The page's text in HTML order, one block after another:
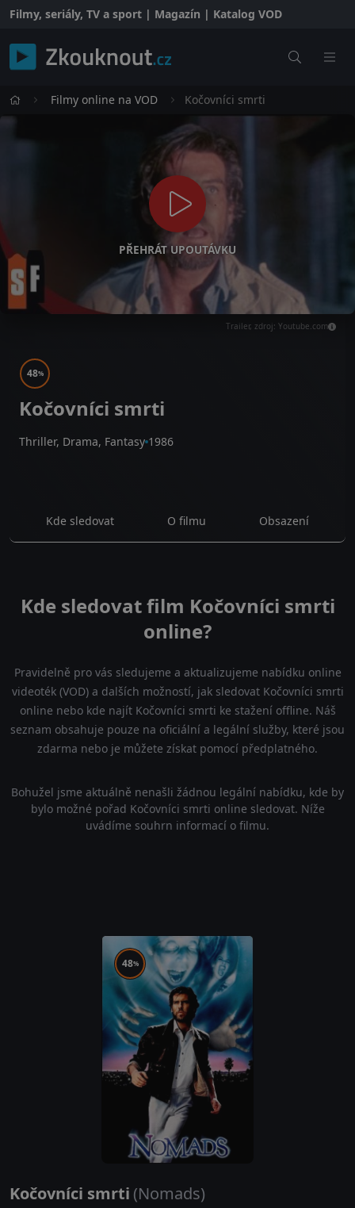
Filmy, seriály, TV a sport | Magazín | Katalog VOD
Filmy online na VOD Kočovníci smrti
PŘEHRÁT UPOUTÁVKU
Trailer, zdroj: Youtube.com
48%
Kočovníci smrti
Thriller, Drama, Fantasy 1986
Kde sledovat O filmu Obsazení
Kde sledovat film Kočovníci smrti
online?
Pravidelně pro vás sledujeme a aktualizujeme nabídku online
videoték (VOD) a dalších možností, jak sledovat Kočovníci smrti
online nebo kde najít Kočovníci smrti ke stažení offline. Náš
seznam obsahuje pouze na oficiální a legální služby, které jsou
zdarma nebo je můžete získat pomocí předplatného.
Bohužel jsme aktuálně nenašli žádnou legální nabídku, kde by
bylo možné pořad Kočovníci smrti online sledovat. Níže
uvádíme souhrn informací o filmu.
48%
Kočovníci smrti (Nomads)